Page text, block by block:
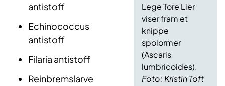
Foto: Kristin Toft
Lege Tore Lier
viser fram et
knippe
spolormer
(Ascaris
lumbricoides).
antistoff
Echinococcus
antistoff
Filaria antistoff
Reinbremslarve